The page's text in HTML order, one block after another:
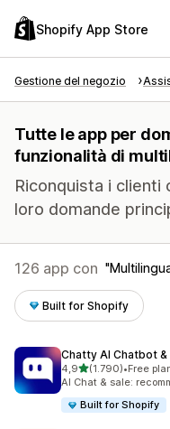
Shopify App Store
Gestione del negozio
Tutte le app per
funzionalità di
Riconquista i
loro domande
126 app con
Built for Shopify
Chatty AI Chatbot &
4,9stelle su 5
(1.790)
1790 recensioni totali
•Free
AI Chat & sale:
Built for Shopify